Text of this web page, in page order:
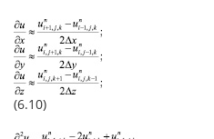
(6.10)